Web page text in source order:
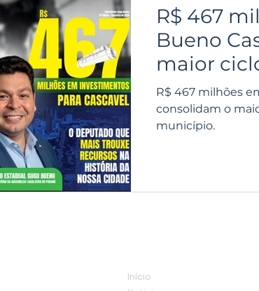
R$ 467
Bueno
maior
da história
R$ 467 milhões
consolidam o
município.
Início